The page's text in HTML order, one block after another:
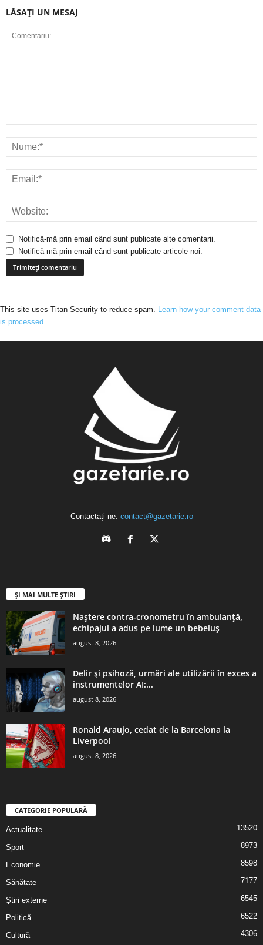
LĂSAȚI UN MESAJ
Notifică-mă prin email când sunt publicate alte comentarii.
Notifică-mă prin email când sunt publicate articole noi.
This site uses Titan Security to reduce spam. Learn how your comment data
is processed .
Contactați-ne: contact@gazetarie.ro
ȘI MAI MULTE ȘTIRI
Naștere contra-cronometru în ambulanță,
echipajul a adus pe lume un bebeluș
august 8, 2026
Delir și psihoză, urmări ale utilizării în exces a
instrumentelor AI:...
august 8, 2026
Ronald Araujo, cedat de la Barcelona la
Liverpool
august 8, 2026
CATEGORIE POPULARĂ
Actualitate 13520
Sport 8973
Economie 8598
Sănătate 7177
Știri externe 6545
Politică 6522
Cultură 4306